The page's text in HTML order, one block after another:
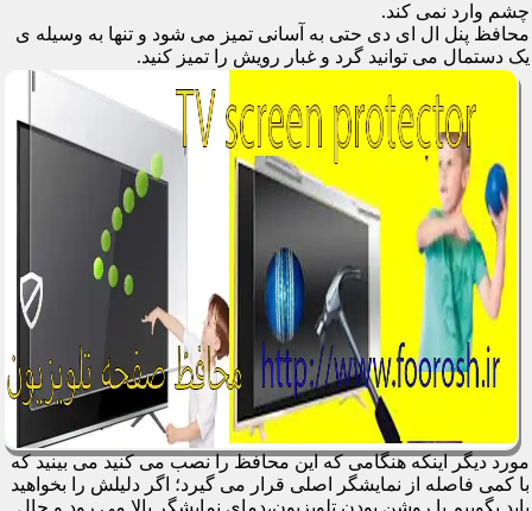
چشم وارد نمی کند.
محافظ پنل ال ای دی حتی به آسانی تمیز می شود و تنها به وسیله ی
یک دستمال می توانید گرد و غبار رویش را تمیز کنید.
مورد دیگر اینکه هنگامی که این محافظ را نصب می کنید می بینید که
با کمی فاصله از نمایشگر اصلی قرار می گیرد؛ اگر دلیلش را بخواهید
باید بگوییم با روشن بودن تلویزیون،دمای نمایشگر بالا می رود و حال